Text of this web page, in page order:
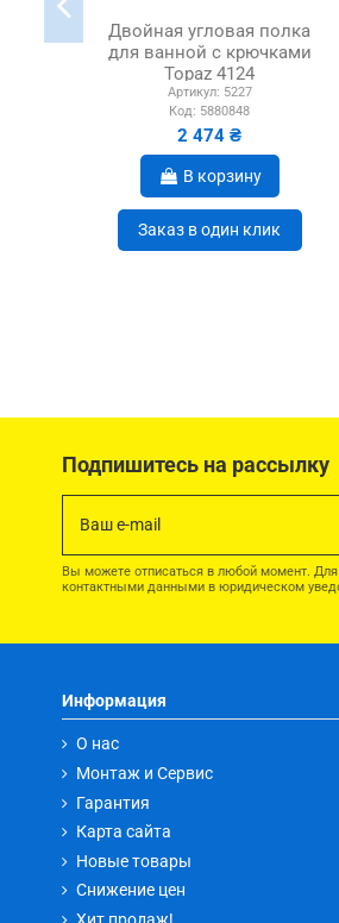
Двойная угловая полка
для ванной с крючками
Topaz 4124
Артикул: 5227
Код: 5880848
2 474 ₴
В корзину
Заказ в один клик
Подпишитесь на рассылку
Вы можете отписаться в любой момент.
контактными данными в юридическом
Информация
О нас
Монтаж и Сервис
Гарантия
Карта сайта
Новые товары
Снижение цен